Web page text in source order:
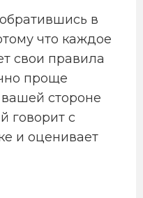
в
что каждое
свои правила
проще
вашей стороне
говорит с
и оценивает